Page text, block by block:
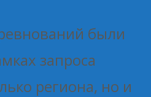
были
запроса
региона, но и